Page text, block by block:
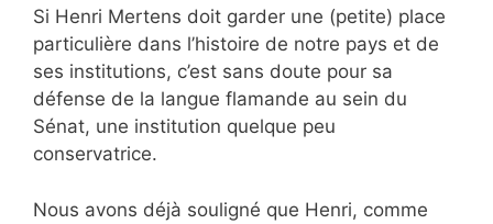
Si Henri Mertens doit garder une (petite) place
particulière dans l’histoire de notre pays et de
ses institutions, c’est sans doute pour sa
défense de la langue flamande au sein du
Sénat, une institution quelque peu
conservatrice.
Nous avons déjà souligné que Henri, comme